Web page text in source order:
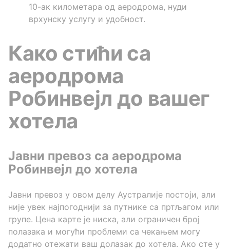
10-ак километара од аеродрома, нуди
врхунску услугу и удобност.
Како стићи са
аеродрома
Робинвејл до вашег
хотела
Јавни превоз са аеродрома
Робинвејл до хотела
Јавни превоз у овом делу Аустралије постоји, али
није увек најпогоднији за путнике са пртљагом или
групе. Цена карте је ниска, али ограничен број
полазака и могући проблеми са чекањем могу
додатно отежати ваш долазак до хотела. Ако сте у